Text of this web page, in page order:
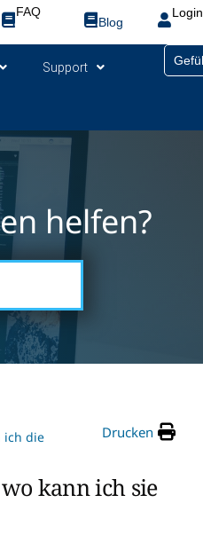
FAQ
Blog
Login
Support
helfen?
ich die
Drucken
kann ich sie